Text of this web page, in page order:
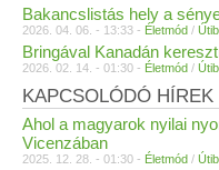
Bakancslistás hely a
2026. 04. 06. - 13:33 - Életmód /
Bringával Kanadán
2026. 02. 14. - 01:30 - Életmód /
KAPCSOLÓDÓ HÍREK
Ahol a magyarok nyilai
Vicenzában
2025. 12. 28. - 01:30 - Életmód /